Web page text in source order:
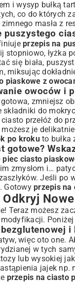
i wysyp bułką
co do których
masła z
przepis na
łyżka
się biała,
miksując
piaskowe z
owoców i
zmniejsz
do
przełóż do
je
po krokuto bułka
gotowe?
piec ciasto
zmysłom i…
Jeśli
Gotowy przepis na
Teraz możesz
i
więc oto one.
w tych
lub wysokiej
jajek np.
przepis na ciasto